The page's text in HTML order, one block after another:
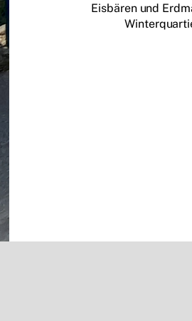
Eisbären und